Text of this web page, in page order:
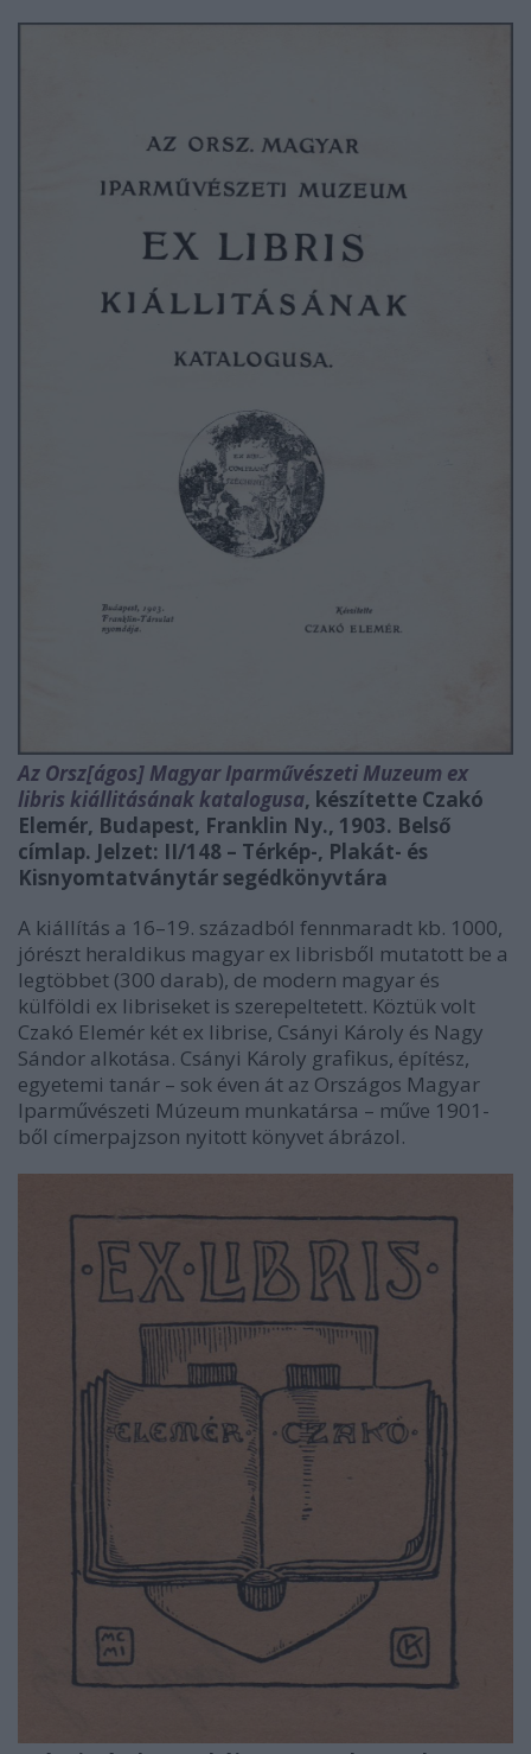
Az Orsz[ágos] Magyar Iparművészeti Muzeum ex
libris kiállitásának katalogusa, készítette Czakó
Elemér, Budapest, Franklin Ny., 1903. Belső
címlap. Jelzet: II/148 – Térkép-, Plakát- és
Kisnyomtatványtár segédkönyvtára
A kiállítás a 16–19. századból fennmaradt kb. 1000,
jórészt heraldikus magyar ex librisből mutatott be a
legtöbbet (300 darab), de modern magyar és
külföldi ex libriseket is szerepeltetett. Köztük volt
Czakó Elemér két ex librise, Csányi Károly és Nagy
Sándor alkotása. Csányi Károly grafikus, építész,
egyetemi tanár – sok éven át az Országos Magyar
Iparművészeti Múzeum munkatársa – műve 1901-
ből címerpajzson nyitott könyvet ábrázol.